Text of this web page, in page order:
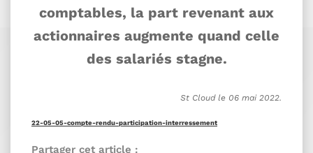
comptables, la part revenant aux
actionnaires augmente quand celle
des salariés stagne.
St Cloud le 06 mai 2022.
22-05-05-compte-rendu-participation-interressement
Partager cet article :